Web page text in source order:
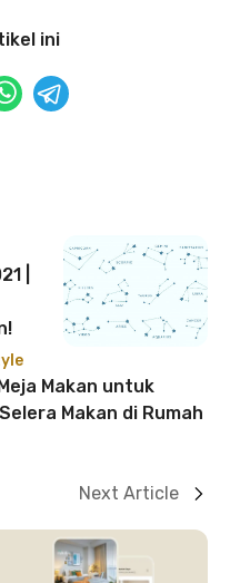
ini
|
Makan untuk
Menambah Selera Makan di Rumah
Next Article